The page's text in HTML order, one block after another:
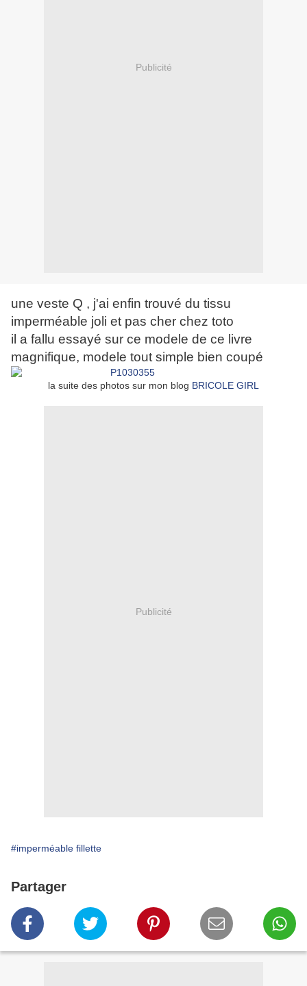
Publicité
une veste Q , j'ai enfin trouvé du tissu
imperméable joli et pas cher chez toto
il a fallu essayé sur ce modele de ce livre
magnifique, modele tout simple bien coupé
la suite des photos sur mon blog BRICOLE GIRL
Publicité
#imperméable fillette
Partager